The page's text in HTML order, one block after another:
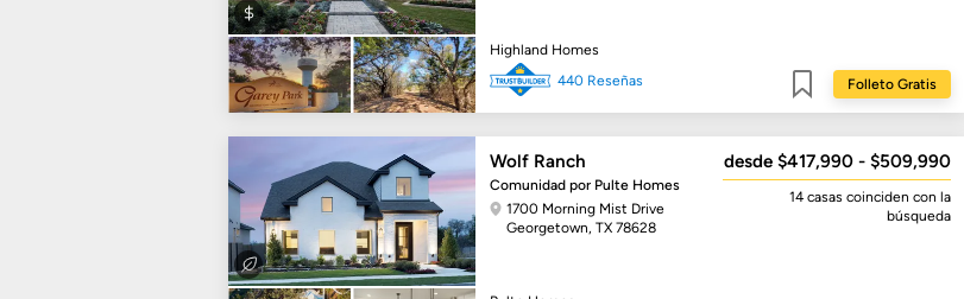
Highland Homes
440 Reseñas
Folleto Gratis
Wolf Ranch
Comunidad por Pulte Homes
1700 Morning Mist Drive
Georgetown, TX 78628
desde $417,990 - $509,990
14 casascoinciden con la
búsqueda